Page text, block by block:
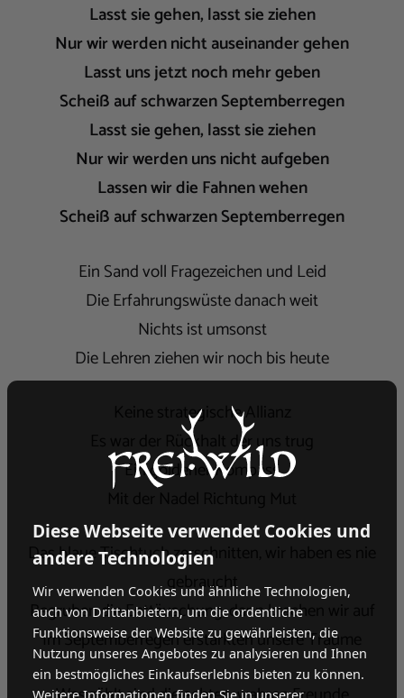
Lasst sie gehen, lasst sie ziehen
Nur wir werden nicht auseinander gehen
Lasst uns jetzt noch mehr geben
Scheiß auf schwarzen Septemberregen
Lasst sie gehen, lasst sie ziehen
Nur wir werden uns nicht aufgeben
Lassen wir die Fahnen wehen
Scheiß auf schwarzen Septemberregen
Ein Sand voll Fragezeichen und Leid
Die Erfahrungswüste danach weit
Nichts ist umsonst
Die Lehren ziehen wir noch bis heute
Keine strategische Allianz
Es war der Rückhalt der uns trug
Ein goldener Kompass
Das blaue Tischtuch zerschnitten, wir haben es nie
gebraucht
Begruben die Enttäuschung, dann brachen wir auf
Im Septemberregen erstarkten unsere Träume
Diese Webseite verwendet Cookies und
andere Technologien
Wir verwenden Cookies und ähnliche Technologien,
auch von Drittanbietern, um die ordentliche
Funktionsweise der Website zu gewährleisten, die
Nutzung unseres Angebotes zu analysieren und Ihnen
ein bestmögliches Einkaufserlebnis bieten zu können.
Weitere Informationen finden Sie in unserer